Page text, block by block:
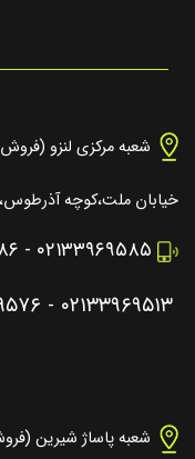
شعبه مرکزی لنزو
خیابان ملت،کوچه
۰۲۱۳۳۹۶۹۵۸۵ -
۰۲۱۳۳۹۶۹۵۱۳ -
شعبه پاساژ شیرین